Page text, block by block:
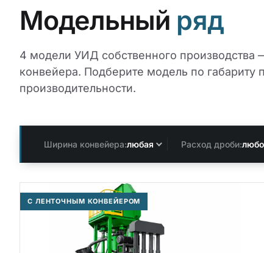
Модельный ряд
4 модели УИД собственного производства
конвейера. Подберите модель по габариту
производительности.
Ширина конвейера:любая Расход дроби:
С ЛЕНТОЧНЫМ КОНВЕЙЕРОМ